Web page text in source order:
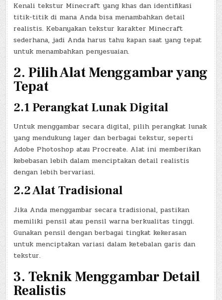
Kenali tekstur Minecraft yang khas dan identifikasi
titik-titik di mana Anda bisa menambahkan detail
realistis. Kebanyakan tekstur karakter Minecraft
sederhana, jadi Anda harus tahu kapan saat yang tepat
untuk menambahkan penyesuaian.
2. Pilih Alat Menggambar yang
Tepat
2.1 Perangkat Lunak Digital
Untuk menggambar secara digital, pilih perangkat lunak
yang mendukung layer dan berbagai tekstur, seperti
Adobe Photoshop atau Procreate. Alat ini memberikan
kebebasan lebih dalam menciptakan detail realistis
dengan lebih bervariasi.
2.2 Alat Tradisional
Jika Anda menggambar secara tradisional, pastikan
memiliki pensil atau pensil warna berkualitas tinggi.
Gunakan pensil dengan berbagai tingkat kekerasan
untuk menciptakan variasi dalam ketebalan garis dan
tekstur.
3. Teknik Menggambar Detail
Realistis